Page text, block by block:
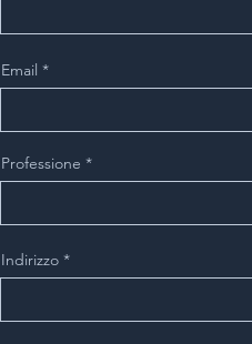
Email
Professione
Indirizzo